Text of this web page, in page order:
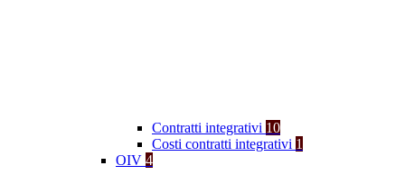
Contratti integrativi 10
Costi contratti integrativi 1
OIV 4